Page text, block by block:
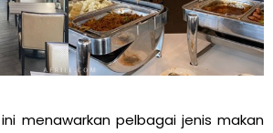
ini menawarkan pelbagai jenis makan